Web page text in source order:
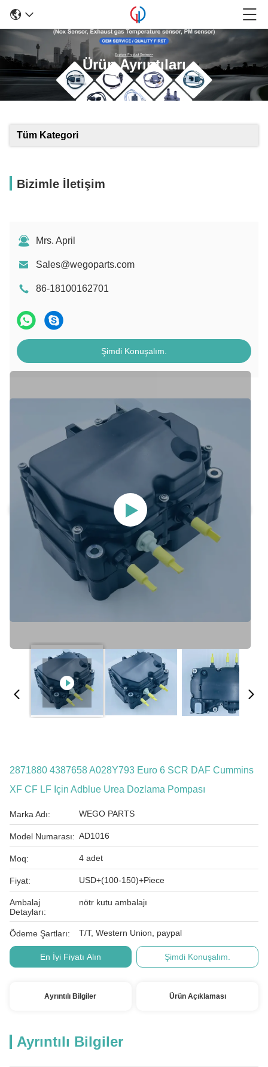
Ürün Ayrıntıları
Tüm Kategori
Bizimle İletişim
Mrs. April
Sales@wegoparts.com
86-18100162701
Şimdi Konuşalım.
2871880 4387658 A028Y793 Euro 6 SCR DAF Cummins
XF CF LF Için Adblue Urea Dozlama Pompası
Marka Adı: WEGO PARTS
Model Numarası: AD1016
Moq: 4 adet
Fiyat: USD+(100-150)+Piece
Ambalaj
Detayları:
nötr kutu ambalajı
Ödeme Şartları: T/T, Western Union, paypal
En İyi Fiyatı Alın Şimdi Konuşalım.
Ayrıntılı Bilgiler Ürün Açıklaması
Ayrıntılı Bilgiler